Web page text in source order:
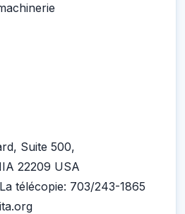
Suite 500,
22209 USA
télécopie: 703/243-1865